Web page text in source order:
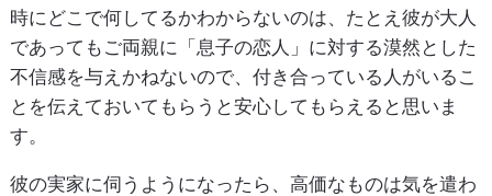
時にどこで何してるかわからないのは、たとえ彼が大人
であってもご両親に「息子の恋人」に対する漠然とした
不信感を与えかねないので、付き合っている人がいるこ
とを伝えておいてもらうと安心してもらえると思いま
す。
彼の実家に伺うようになったら、高価なものは気を遣わ